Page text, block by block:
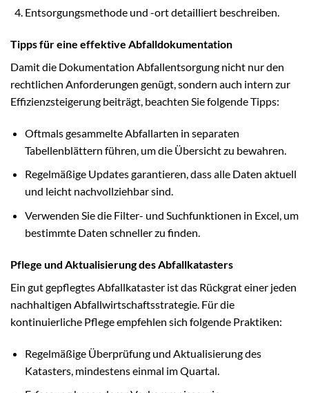
Entsorgungsmethode und -ort detailliert beschreiben.
Tipps für eine effektive Abfalldokumentation
Damit die Dokumentation Abfallentsorgung nicht nur den
rechtlichen Anforderungen genügt, sondern auch intern zur
Effizienzsteigerung beiträgt, beachten Sie folgende Tipps:
Oftmals gesammelte Abfallarten in separaten
Tabellenblättern führen, um die Übersicht zu bewahren.
Regelmäßige Updates garantieren, dass alle Daten aktuell
und leicht nachvollziehbar sind.
Verwenden Sie die Filter- und Suchfunktionen in Excel, um
bestimmte Daten schneller zu finden.
Pflege und Aktualisierung des Abfallkatasters
Ein gut gepflegtes Abfallkataster ist das Rückgrat einer jeden
nachhaltigen Abfallwirtschaftsstrategie. Für die
kontinuierliche Pflege empfehlen sich folgende Praktiken:
Regelmäßige Überprüfung und Aktualisierung des
Katasters, mindestens einmal im Quartal.